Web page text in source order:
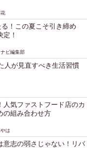
！この夏こそ引き締め
！
ビ編集部
人が見直すべき生活習慣
人気ファストフード店のカ
の組み合わせ方
は
意志の弱さじゃない！リバ